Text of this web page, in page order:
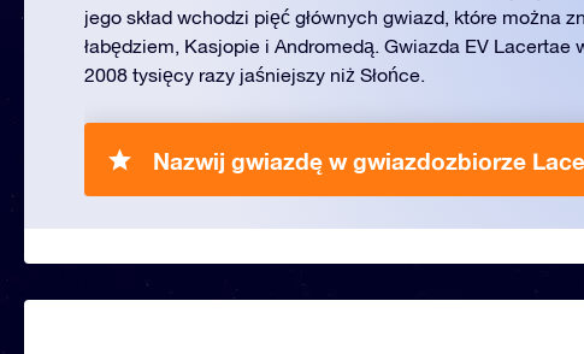
jego skład wchodzi pięć głównych gwiazd, które można
łabędziem, Kasjopie i Andromedą. Gwiazda EV Lacertae
2008 tysięcy razy jaśniejszy niż Słońce.
Nazwij gwiazdę w gwiazdozbiorze